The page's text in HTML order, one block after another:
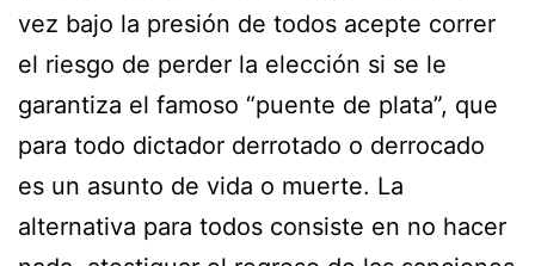
vez bajo la presión de todos acepte correr
el riesgo de perder la elección si se le
garantiza el famoso “puente de plata”, que
para todo dictador derrotado o derrocado
es un asunto de vida o muerte. La
alternativa para todos consiste en no hacer